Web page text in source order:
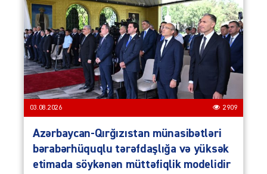
03.08.2026 2909
Azərbaycan-Qırğızıstan münasibətləri
bərabərhüquqlu tərəfdaşlığa və yüksək
etimada söykənən müttəfiqlik modelidir